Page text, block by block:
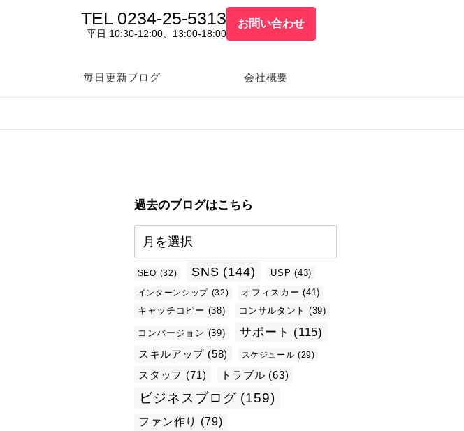
TEL 0234-25-5313
平日 10:30-12:00、13:00-18:00
お問い合わせ
毎日更新ブログ 会社概要
過去のブログはこちら
SEO (32) SNS (144) USP (43)
インターンシップ (32) オフィスカー (41)
キャッチコピー (38) コンサルタント (39)
コンバージョン (39) サポート (115)
スキルアップ (58) スケジュール (29)
スタッフ (71) トラブル (63)
ビジネスブログ (159)
ファン作り
(79)